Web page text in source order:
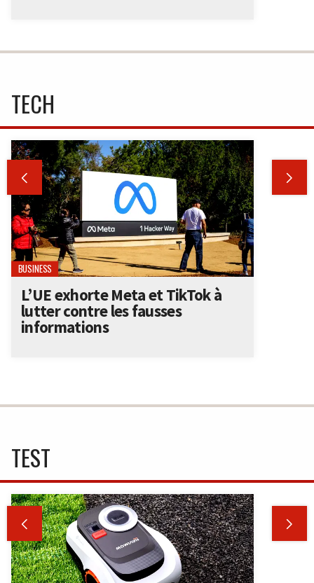
TECH
 
BUSINESS
L’UE exhorte Meta et TikTok à
lutter contre les fausses
informations
TEST
 